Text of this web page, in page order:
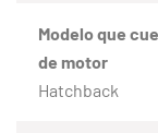
Modelo que
de motor
Hatchback